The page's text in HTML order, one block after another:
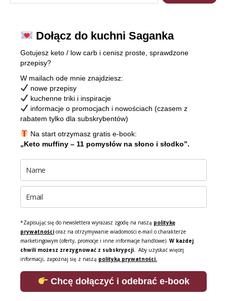
Dołącz do kuchni Saganka
Gotujesz keto / low carb i cenisz proste, sprawdzone
przepisy?
W mailach ode mnie znajdziesz:
nowe przepisy
kuchenne triki i inspiracje
informacje o promocjach i nowościach (czasem z
rabatem tylko dla subskrybentów)
Na start otrzymasz gratis e-book:
„Keto muffiny – 11 pomysłów na słono i słodko”.
*Zapisując się do newslettera wyrażasz zgodę na naszą politykę
prywatności oraz na otrzymywanie wiadomości e-mail o charakterze
marketingowym (oferty, promocje i inne informacje handlowe). W każdej
chwili możesz zrezygnować z subskrypcji. Aby uzyskać więcej
informacji, zapoznaj się z naszą polityką prywatności.
Chcę dołączyć i odebrać e-book